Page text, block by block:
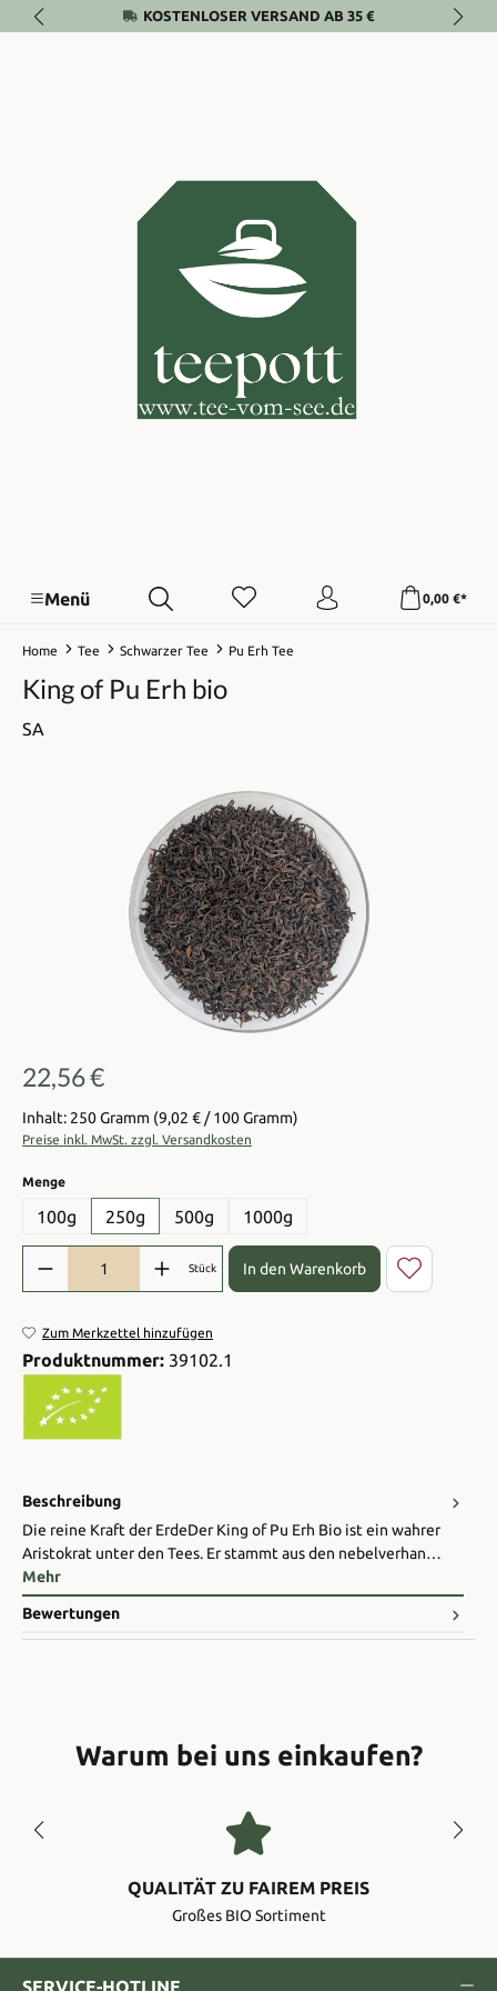
Zum Hauptinhalt springenKOSTENLOSER VERSAND AB 35 €
Menü 0,00 €*
Home Tee Schwarzer Tee Pu Erh Tee
King of Pu Erh bio
SA
Bildergalerie überspringen
Regulärer Preis:
22,56 €
Inhalt: 250 Gramm (9,02 € / 100 Gramm)
Preise inkl. MwSt. zzgl. Versandkosten
Mengeauswählen
100g 250g 500g 1000g
Produkt Anzahl: Gib den gewünschten Wert ein oder benutze die
Stück In den Warenkorb
Zum Merkzettel hinzufügen
Produktnummer: 39102.1
Beschreibung
Die reine Kraft der Erde ​Der King of Pu Erh Bio ist ein wahrer
Aristokrat unter den Tees. Er stammt aus den nebelverhan…
Mehr
Bewertungen
Warum bei uns einkaufen?
QUALITÄT ZU FAIREM PREIS
Großes BIO Sortiment
SERVICE-HOTLINE